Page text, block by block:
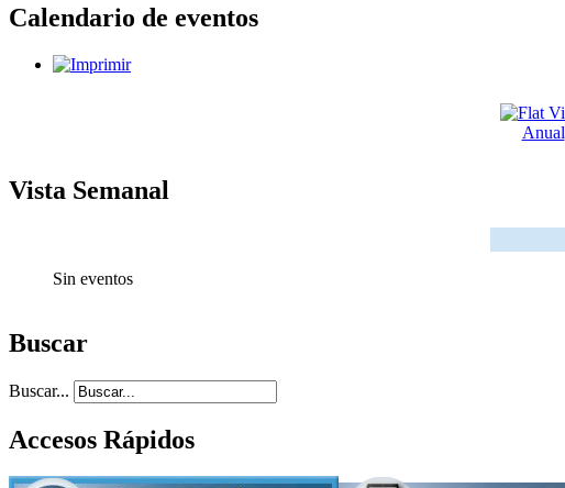
Calendario de eventos
Anual
Vista Semanal
Sin eventos
Buscar
Buscar...
Accesos Rápidos